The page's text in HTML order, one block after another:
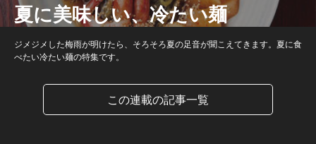
夏に美味しい、冷たい麺
ジメジメした梅雨が明けたら、そろそろ夏の足音が聞こえてきます。夏に食
べたい冷たい麺の特集です。
この連載の記事一覧